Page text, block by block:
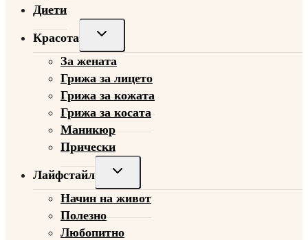
Диети
Красота
Toggle
menu
За жената
Грижа за лицето
Грижа за кожата
Грижа за косата
Маникюр
Прически
Лайфстайл
Toggle
menu
Начин на живот
Полезно
Любопитно